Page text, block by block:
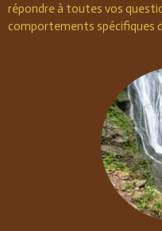
répondre à toutes vos
comportements spécifiques